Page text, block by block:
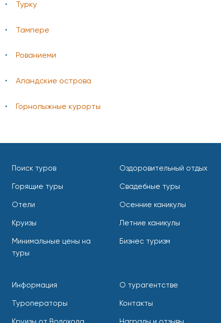
Турку
Тампере
Рованиеми
Аландские острова
Горнолыжные курорты
Поиск туров
Горящие туры
Отели
Круизы
Минимальные цены на
туры
Оздоровительный отдых
Свадебные туры
Осенние каникулы
Летние каникулы
Бизнес туризм
Информация
Туроператоры
О турагентстве
Контакты